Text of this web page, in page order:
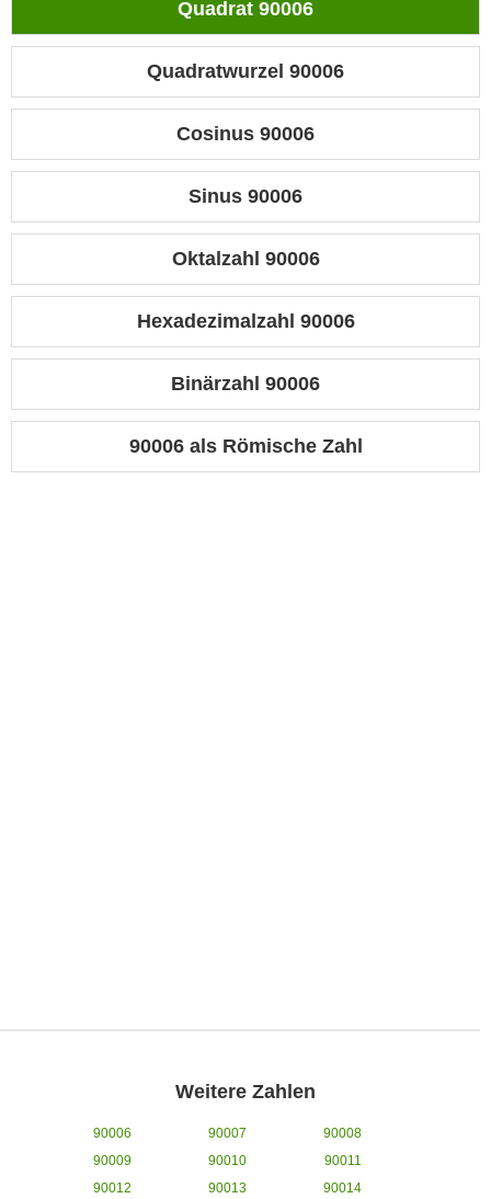
Quadrat 90006
Quadratwurzel 90006
Cosinus 90006
Sinus 90006
Oktalzahl 90006
Hexadezimalzahl 90006
Binärzahl 90006
90006 als Römische Zahl
Weitere Zahlen
90006 90007
90008
90009
90010
90011
90012
90013
90014